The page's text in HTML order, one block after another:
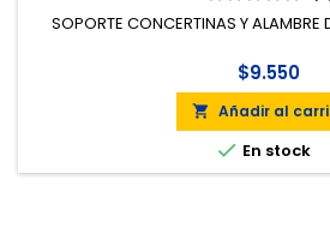
SOPORTE CONCERTINAS Y ALAMBRE
$9.550
 Añadir al
 En stock